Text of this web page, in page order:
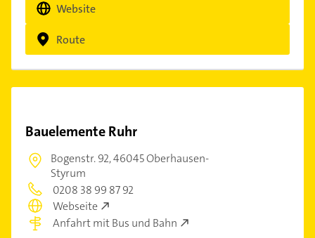
Website
Route
Bauelemente Ruhr
Bogenstr. 92,46045 Oberhausen-
Styrum
0208 38 99 87 92
Webseite
Anfahrt mit Bus und Bahn